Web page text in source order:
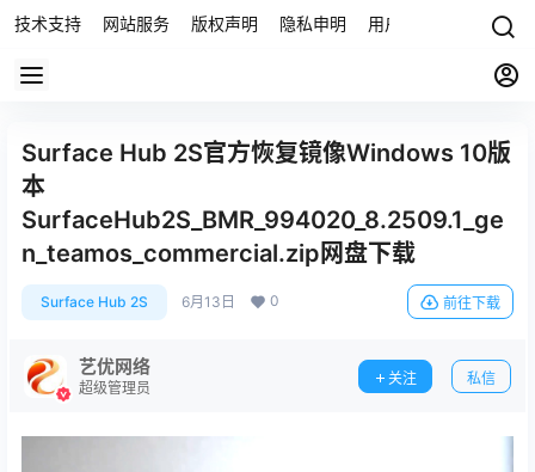
技术支持 网站服务 版权声明 隐私申明 用户协议 联系我们
Surface Hub 2S官方恢复镜像Windows 10版
本
SurfaceHub2S_BMR_994020_8.2509.1_ge
n_teamos_commercial.zip网盘下载
Surface Hub 2S 6月13日 0 前往下载
艺优网络
超级管理员
关注 私信